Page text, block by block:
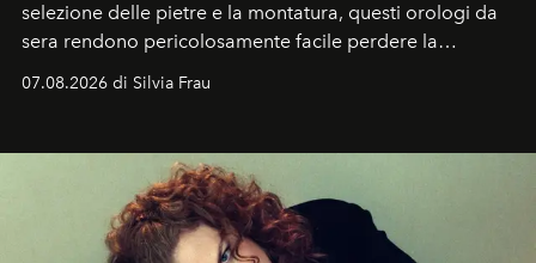
selezione delle pietre e la montatura, questi orologi da
sera rendono pericolosamente facile perdere la
cognizione del tempo. Ma con quadranti così
07.08.2026 di Silvia Frau